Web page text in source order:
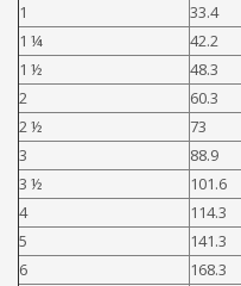
1
33.4
1 ¼
42.2
1 ½
48.3
2
60.3
2 ½
73
3
88.9
3 ½
101.6
4
114.3
5
141.3
6
168.3